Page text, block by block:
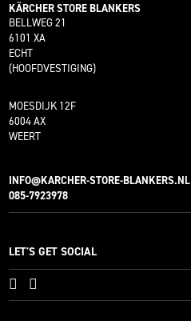
KÄRCHER STORE BLANKERS
BELLWEG 21
6101 XA
ECHT
(HOOFDVESTIGING)
MOESDIJK 12F
6004 AX
WEERT
INFO@KARCHER-STORE-BLANKERS.NL
085-7923978
LET'S GET SOCIAL